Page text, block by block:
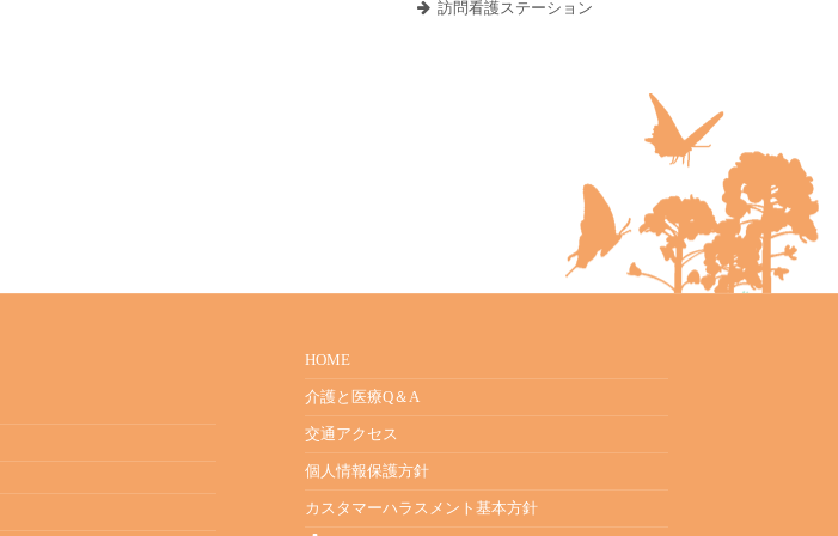
訪問看護ステーション
HOME
介護と医療Q＆A
交通アクセス
個人情報保護方針
カスタマーハラスメント基本方針